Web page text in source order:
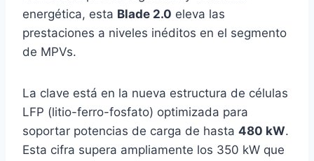
energética, esta Blade 2.0 eleva las
prestaciones a niveles inéditos en el segmento
de MPVs.
La clave está en la nueva estructura de células
LFP (litio-ferro-fosfato) optimizada para
soportar potencias de carga de hasta 480 kW.
Esta cifra supera ampliamente los 350 kW que